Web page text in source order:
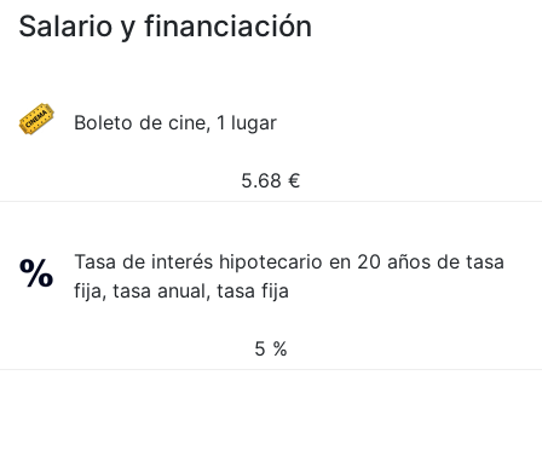
Salario y financiación
Boleto de cine, 1 lugar
5.68 €
Tasa de interés hipotecario en 20 años de tasa
fija, tasa anual, tasa fija
5 %